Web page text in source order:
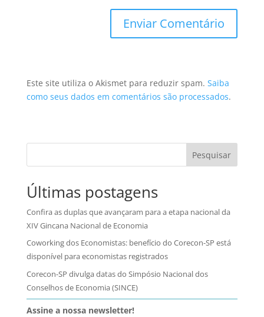
Este site utiliza o Akismet para reduzir spam. Saiba
como seus dados em comentários são processados.
Pesquisar
Últimas postagens
Confira as duplas que avançaram para a etapa nacional da
XIV Gincana Nacional de Economia
Coworking dos Economistas: benefício do Corecon-SP está
disponível para economistas registrados
Corecon-SP divulga datas do Simpósio Nacional dos
Conselhos de Economia (SINCE)
Assine a nossa newsletter!